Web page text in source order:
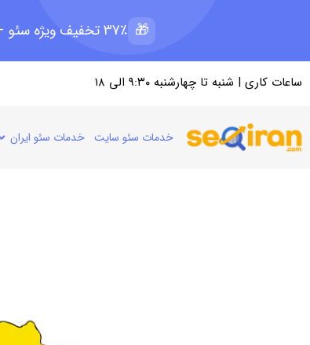
🎁 37٪ تخفیف ویژه سئو + 5 میلیون رپرتاژ رایگان؛ ظرفیت 11 از 15
ساعات کاری | شنبه تا چهارشنبه ۹:۳۰ الی ۱۸
خدمات سئو سایت خدمات سئو ایران